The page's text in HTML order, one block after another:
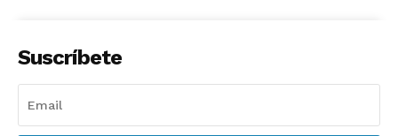
Suscríbete